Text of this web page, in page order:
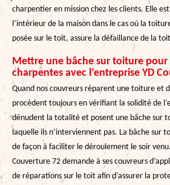
charpentier en mission chez les clients. Elle
l’intérieur de la maison dans le cas où la
posée sur le toit, assure la défaillance de la
Mettre une bâche sur toiture pour
charpentes avec l’entreprise YD
Quand nos couvreurs réparent une toiture et
procèdent toujours en vérifiant la solidité de
dénudent la totalité et posent une bâche sur
laquelle ils n’interviennent pas. La bâche sur
de façon à faciliter le déroulement le soir
Couverture 72 demande à ses couvreurs
de réparations sur le toit afin d’assurer la